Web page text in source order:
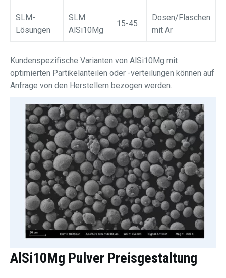
SLM-
Lösungen
SLM
AlSi10Mg
15-45
Dosen/Flaschen
mit Ar
Kundenspezifische Varianten von AlSi10Mg mit
optimierten Partikelanteilen oder -verteilungen können auf
Anfrage von den Herstellern bezogen werden.
AlSi10Mg Pulver Preisgestaltung